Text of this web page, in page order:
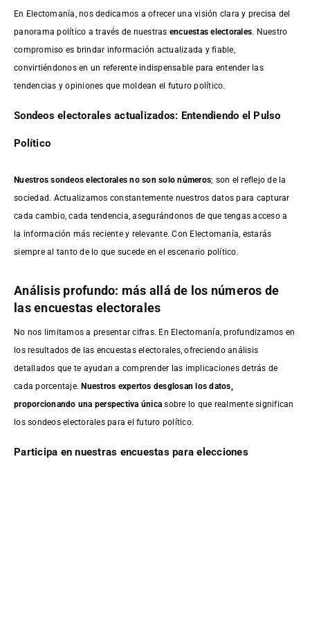
En Electomanía, nos dedicamos a ofrecer una visión clara y precisa del
panorama político a través de nuestras encuestas electorales. Nuestro
compromiso es brindar información actualizada y fiable,
convirtiéndonos en un referente indispensable para entender las
tendencias y opiniones que moldean el futuro político.
Sondeos electorales actualizados: Entendiendo el Pulso
Político
Nuestros sondeos electorales no son solo números; son el reflejo de la
sociedad. Actualizamos constantemente nuestros datos para capturar
cada cambio, cada tendencia, asegurándonos de que tengas acceso a
la información más reciente y relevante. Con Electomanía, estarás
siempre al tanto de lo que sucede en el escenario político.
Análisis profundo: más allá de los números de
las encuestas electorales
No nos limitamos a presentar cifras. En Electomanía, profundizamos en
los resultados de las encuestas electorales, ofreciendo análisis
detallados que te ayudan a comprender las implicaciones detrás de
cada porcentaje. Nuestros expertos desglosan los datos,
proporcionando una perspectiva única sobre lo que realmente significan
los sondeos electorales para el futuro político.
Participa en nuestras encuestas para elecciones